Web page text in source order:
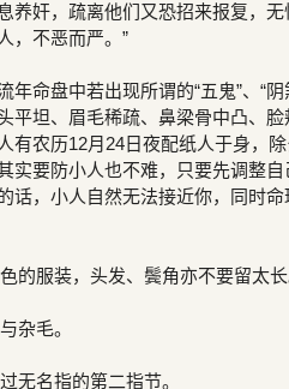
养奸，疏离他们又恐招来报复，无
，不恶而严。”
命盘中若出现所谓的“五鬼”、“阴
平坦、眉毛稀疏、鼻梁骨中凸、
有农历12月24日夜配纸人于身，
实要防小人也不难，只要先调整
话，小人自然无法接近你，同时
的服装，头发、鬓角亦不要留太长
杂毛。
无名指的第二指节。